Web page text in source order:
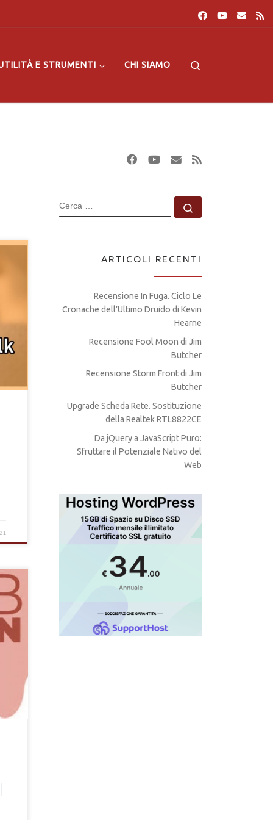
E STRUMENTI CHI SIAMO
i
CERCA
ARTICOLI RECENTI
Recensione In Fuga. Ciclo Le
Cronache dell’Ultimo Druido di Kevin
Hearne
Recensione Fool Moon di Jim
Butcher
Recensione Storm Front di Jim
Butcher
Upgrade Scheda Rete. Sostituzione
della Realtek RTL8822CE
Da jQuery a JavaScript Puro:
Sfruttare il Potenziale Nativo del
Web